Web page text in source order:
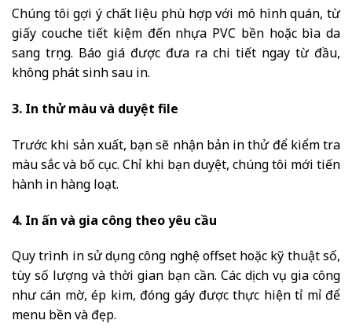
Chúng tôi gợi ý chất liệu phù hợp với mô hình quán, từ
giấy couche tiết kiệm đến nhựa PVC bền hoặc bìa da
sang trọng. Báo giá được đưa ra chi tiết ngay từ đầu,
không phát sinh sau in.
3. In thử màu và duyệt file
Trước khi sản xuất, bạn sẽ nhận bản in thử để kiểm tra
màu sắc và bố cục. Chỉ khi bạn duyệt, chúng tôi mới tiến
hành in hàng loạt.
4. In ấn và gia công theo yêu cầu
Quy trình in sử dụng công nghệ offset hoặc kỹ thuật số,
tùy số lượng và thời gian bạn cần. Các dịch vụ gia công
như cán mờ, ép kim, đóng gáy được thực hiện tỉ mỉ để
menu bền và đẹp.